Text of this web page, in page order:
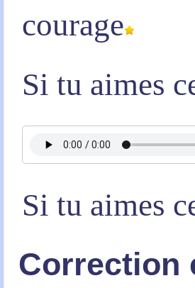
courage
Si tu aimes
Si tu aimes
Correction